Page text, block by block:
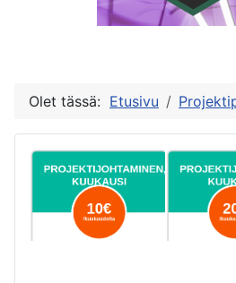
Olet tässä: Etusivu